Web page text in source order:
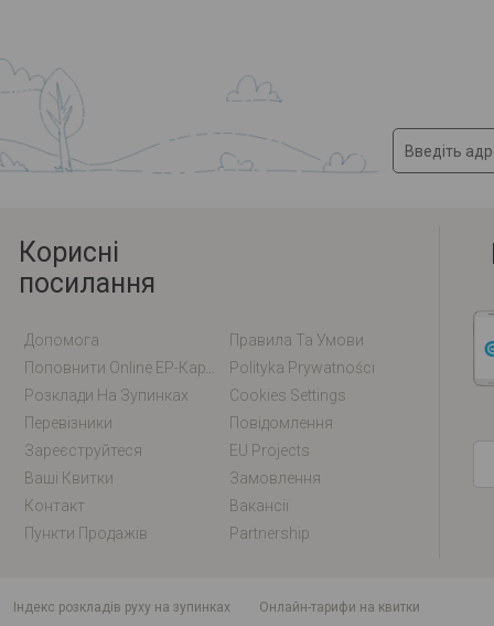
Корисні
посилання
Допомога
Правила Та Умови
Polityka Prywatności
Розклади На Зупинках
Cookies Settings
Перевізники
Повідомлення
Зареєструйтеся
EU Projects
Ваші Квитки
Замовлення
Контакт
Вакансії
Пункти Продажів
Partnership
індекс розкладів руху на зупинках
Онлайн-тарифи на квитки